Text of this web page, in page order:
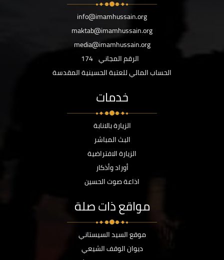
info@imamhussain.org
maktab@imamhussain.org
media@imamhussain.org
الرقم المجاني 174
الحساب المالي للعتبة الحسينية المقدسة
خدمات
الزيارة بالانابة
البث المباشر
الزيارة الافتراضية
أوراد وأذكار
اذاعة صوت الحسين
مواقع ذات صلة
موقع السيد السيستاني
ديوان الوقف الشيعي